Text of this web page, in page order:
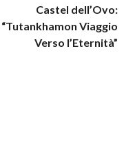
Castel dell’Ovo:
“Tutankhamon Viaggio
Verso l’Eternità”